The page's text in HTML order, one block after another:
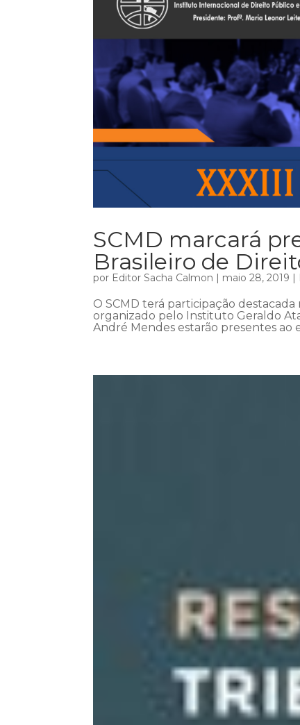
SCMD marcará
Brasileiro de
por Editor Sacha Calmon maio 28, 2019
O SCMD terá participação
organizado pelo Instituto Geraldo
André Mendes estarão presentes ao